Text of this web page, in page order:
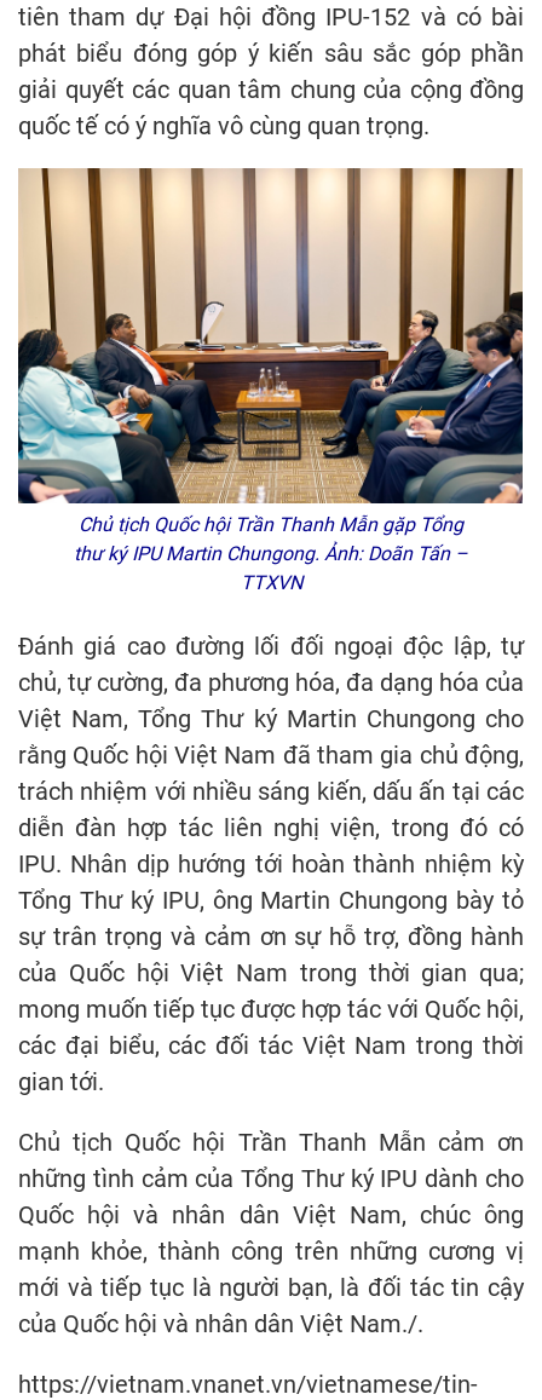
tiên tham dự Đại hội đồng IPU-152 và có bài
phát biểu đóng góp ý kiến sâu sắc góp phần
giải quyết các quan tâm chung của cộng đồng
quốc tế có ý nghĩa vô cùng quan trọng.
Chủ tịch Quốc hội Trần Thanh Mẫn gặp Tổng
thư ký IPU Martin Chungong. Ảnh: Doãn Tấn –
TTXVN
Đánh giá cao đường lối đối ngoại độc lập, tự
chủ, tự cường, đa phương hóa, đa dạng hóa của
Việt Nam, Tổng Thư ký Martin Chungong cho
rằng Quốc hội Việt Nam đã tham gia chủ động,
trách nhiệm với nhiều sáng kiến, dấu ấn tại các
diễn đàn hợp tác liên nghị viện, trong đó có
IPU. Nhân dịp hướng tới hoàn thành nhiệm kỳ
Tổng Thư ký IPU, ông Martin Chungong bày tỏ
sự trân trọng và cảm ơn sự hỗ trợ, đồng hành
của Quốc hội Việt Nam trong thời gian qua;
mong muốn tiếp tục được hợp tác với Quốc hội,
các đại biểu, các đối tác Việt Nam trong thời
gian tới.
Chủ tịch Quốc hội Trần Thanh Mẫn cảm ơn
những tình cảm của Tổng Thư ký IPU dành cho
Quốc hội và nhân dân Việt Nam, chúc ông
mạnh khỏe, thành công trên những cương vị
mới và tiếp tục là người bạn, là đối tác tin cậy
của Quốc hội và nhân dân Việt Nam./.
https://vietnam.vnanet.vn/vietnamese/tin-